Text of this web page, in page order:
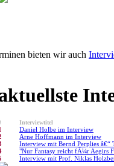
bieten wir auch
Interviewtitel
Daniel Holbe im Interview
Arne Hoffmann im Interview
Interview mit Bernd Perplies â€“
"Nur Fantasy reicht fÃ¼r Aegirs
Interview mit Prof. Niklas